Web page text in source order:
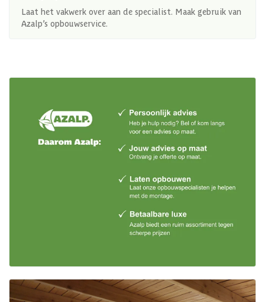
Laat het vakwerk over aan de specialist. Maak gebruik van
Azalp’s opbouwservice.